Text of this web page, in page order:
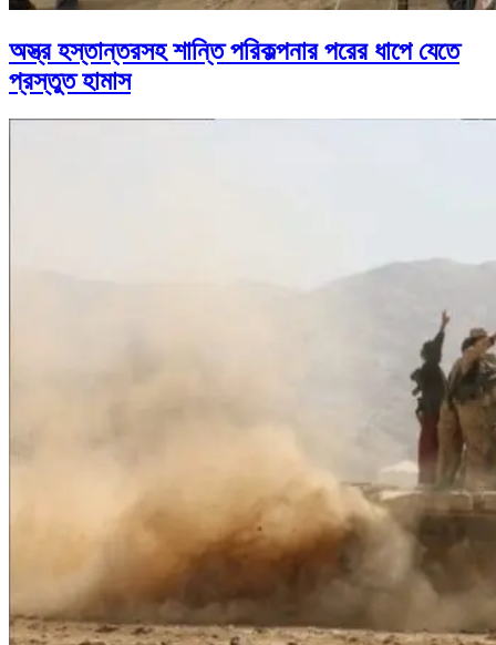
অস্ত্র হস্তান্তরসহ শান্তি পরিকল্পনার পরের ধাপে যেতে
প্রস্তুত হামাস